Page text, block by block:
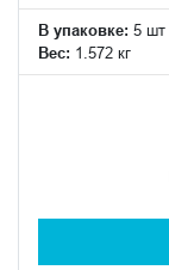
В упаковке: 5 шт
Вес: 1.572 кг